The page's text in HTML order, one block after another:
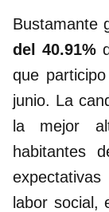
Bustamante
del 40.91%
que
junio. La
la mejor
habitantes
labor social,